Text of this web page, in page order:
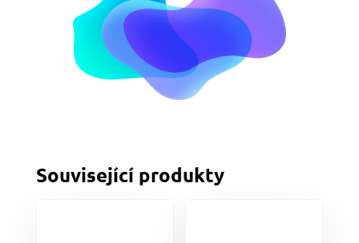
Související produkty